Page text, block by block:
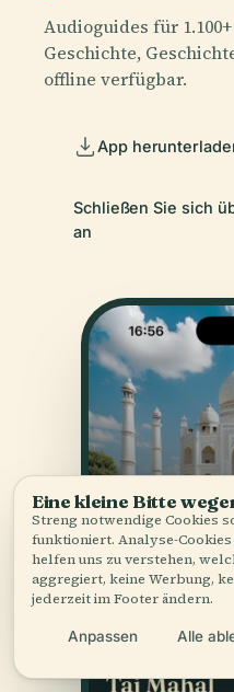
Audioguides für
Geschichte,
offline verfügbar.
App
Schließen Sie sich
an
Eine kleine Bitte
Streng notwendige Cookies
funktioniert. Analyse-
helfen uns zu verstehen,
aggregiert, keine Werbung,
jederzeit im Footer ändern.
Anpassen Alle